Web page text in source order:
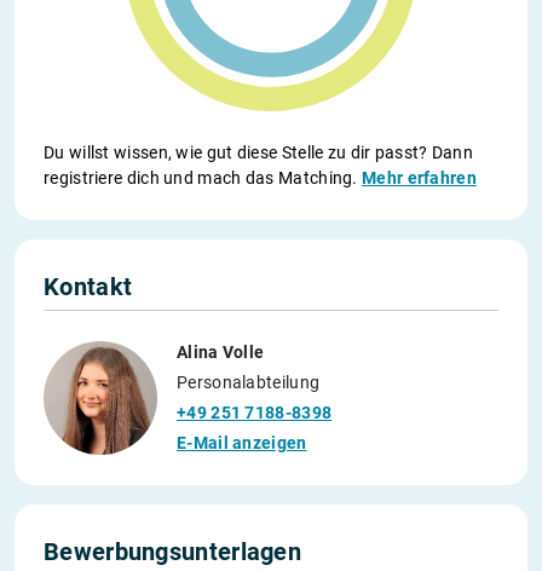
Du willst wissen, wie gut diese Stelle zu dir passt? Dann
registriere dich und mach das Matching.Mehr erfahren
Kontakt
Alina Volle
Personalabteilung
+49 251 7188-8398
E-Mail anzeigen
Bewerbungsunterlagen